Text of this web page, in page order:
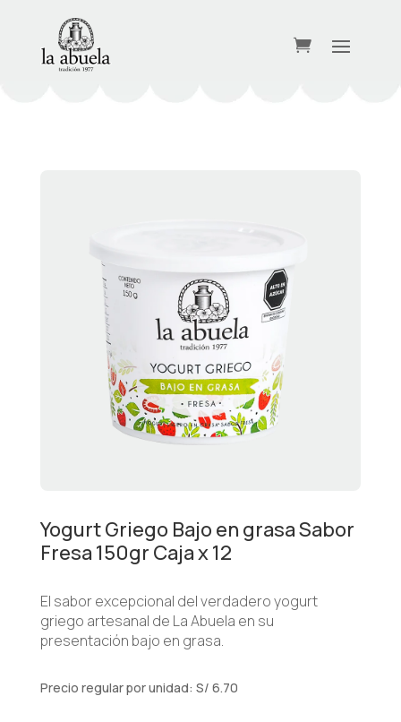
Yogurt Griego Bajo en grasa Sabor
Fresa 150gr Caja x 12
El sabor excepcional del verdadero yogurt
griego artesanal de La Abuela en su
presentación bajo en grasa.
Precio regular por unidad: S/ 6.70